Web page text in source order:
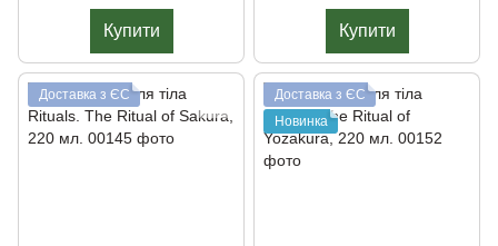
Купити Купити
Доставка з ЄС
Доставка з ЄС
Новинка